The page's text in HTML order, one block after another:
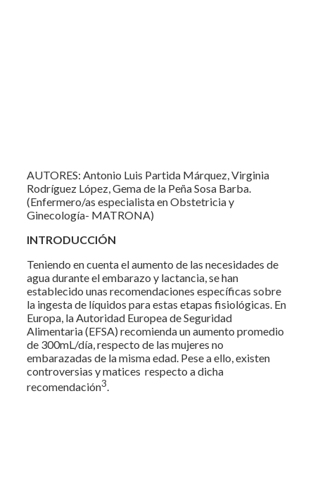
AUTORES: Antonio Luis Partida Márquez, Virginia
Rodríguez López, Gema de la Peña Sosa Barba.
(Enfermero/as especialista en Obstetricia y
Ginecología- MATRONA)
INTRODUCCIÓN
Teniendo en cuenta el aumento de las necesidades de
agua durante el embarazo y lactancia, se han
establecido unas recomendaciones específicas sobre
la ingesta de líquidos para estas etapas fisiológicas. En
Europa, la Autoridad Europea de Seguridad
Alimentaria (EFSA) recomienda un aumento promedio
de 300mL/día, respecto de las mujeres no
embarazadas de la misma edad. Pese a ello, existen
controversias y matices respecto a dicha
recomendación3.